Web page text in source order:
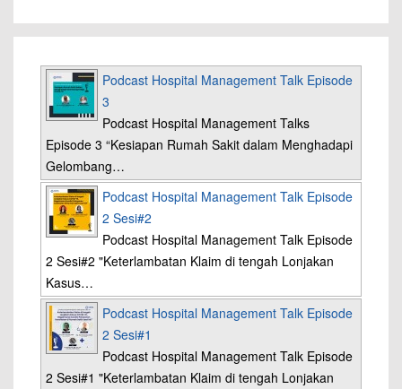
Podcast Hospital Management Talk Episode
3
Podcast Hospital Management Talks
Episode 3 “Kesiapan Rumah Sakit dalam Menghadapi
Gelombang…
Podcast Hospital Management Talk Episode
2 Sesi#2
Podcast Hospital Management Talk Episode
2 Sesi#2 "Keterlambatan Klaim di tengah Lonjakan
Kasus…
Podcast Hospital Management Talk Episode
2 Sesi#1
Podcast Hospital Management Talk Episode
2 Sesi#1 "Keterlambatan Klaim di tengah Lonjakan